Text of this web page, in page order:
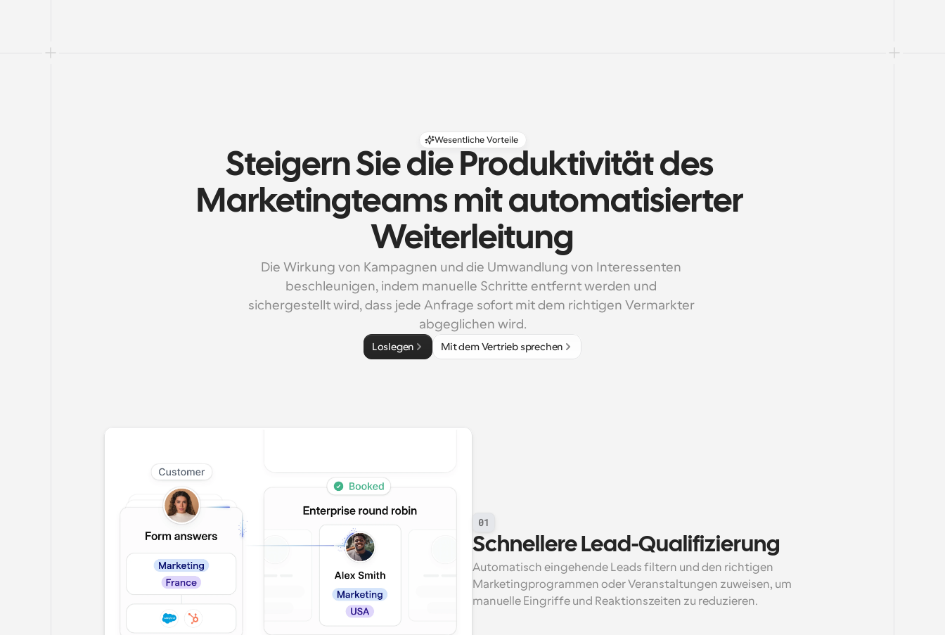
Wesentliche Vorteile
Steigern Sie die Produktivität des
Marketingteams mit automatisierter
Weiterleitung
Die Wirkung von Kampagnen und die Umwandlung von Interessenten
beschleunigen, indem manuelle Schritte entfernt werden und
sichergestellt wird, dass jede Anfrage sofort mit dem richtigen Vermarkter
abgeglichen wird.
Loslegen Mit dem Vertrieb sprechen
01
Schnellere Lead-Qualifizierung
Automatisch eingehende Leads filtern und den richtigen
Marketingprogrammen oder Veranstaltungen zuweisen, um
manuelle Eingriffe und Reaktionszeiten zu reduzieren.